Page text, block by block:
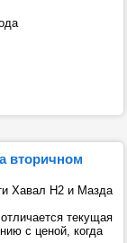
вторичном
Хавал Н2 и Мазда
текущая
с ценой, когда